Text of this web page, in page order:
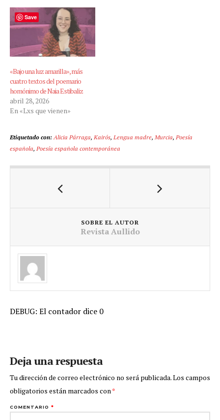
«Bajo una luz amarilla», más
cuatro textos del poemario
homónimo de Naia Estibaliz
abril 28, 2026
En «Lxs que vienen»
Etiquetado con: Alicia Párraga, Kairós, Lengua madre, Murcia, Poesía
española, Poesía española contemporánea
SOBRE EL AUTOR
Revista Aullido
DEBUG: El contador dice 0
Deja una respuesta
Tu dirección de correo electrónico no será publicada.Los campos
obligatorios están marcados con*
COMENTARIO *
Save